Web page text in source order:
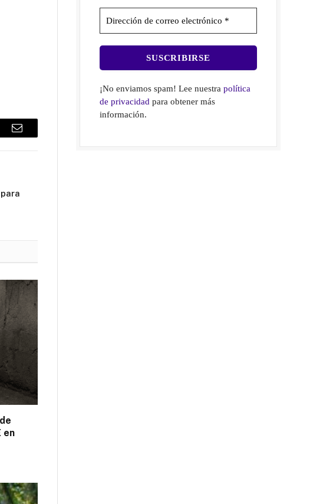
Email
en
¡No enviamos spam! Lee nuestrapolítica
de privacidad para obtener más
información.